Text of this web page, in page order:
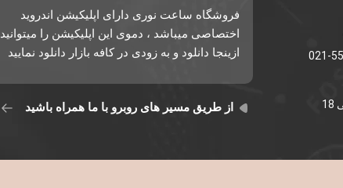
فروشگاه ساعت نوری دارای اپلیکیشن اندروید
اختصاصی میباشد ، دموی این اپلیکیشن را میتوانید
ازینجا دانلود و به زودی در کافه بازار دانلود نمایید
از طریق مسیر های روبرو با ما همراه باشید